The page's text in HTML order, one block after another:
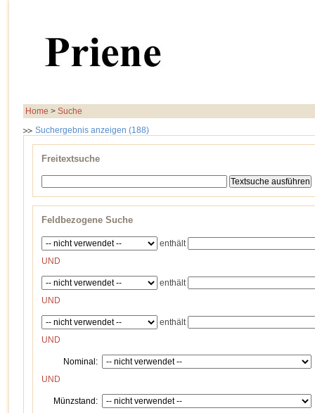
Home > Suche
Suchergebnis anzeigen (188)
Freitextsuche
Feldbezogene Suche
enthält
UND
enthält
UND
enthält
UND
Nominal:
UND
Münzstand: